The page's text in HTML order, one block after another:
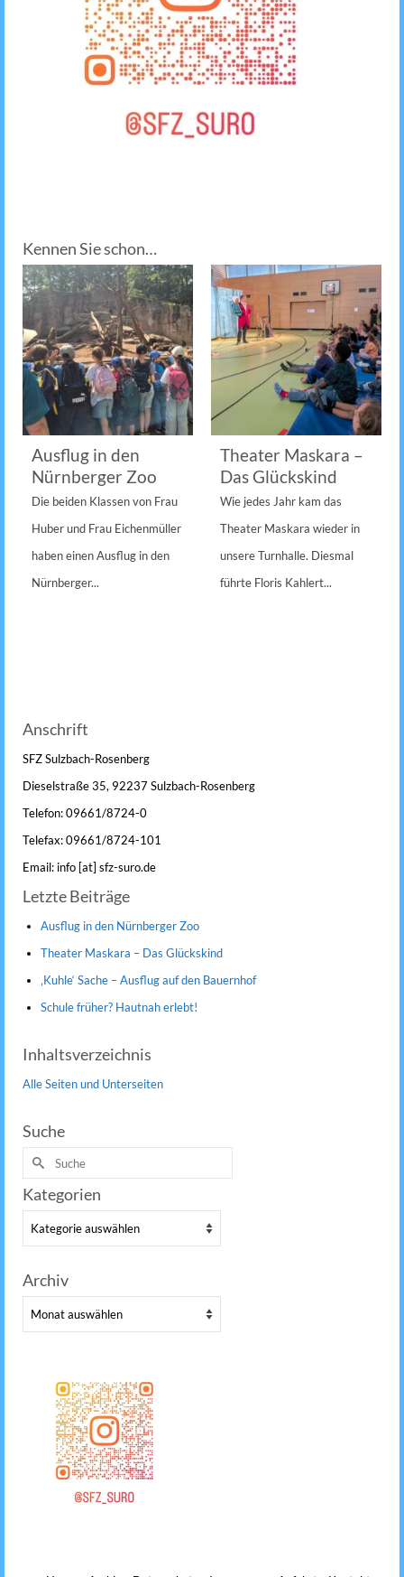
Kennen Sie schon…
Ausflug in den
Nürnberger Zoo
Die beiden Klassen von Frau
Huber und Frau Eichenmüller
haben einen Ausflug in den
Nürnberger...
Theater Maskara –
Das Glückskind
Wie jedes Jahr kam das
Theater Maskara wieder in
unsere Turnhalle. Diesmal
führte Floris Kahlert...
Anschrift
SFZ Sulzbach-Rosenberg
Dieselstraße 35, 92237 Sulzbach-Rosenberg
Telefon: 09661/8724-0
Telefax: 09661/8724-101
Email: info [at] sfz-suro.de
Letzte Beiträge
Ausflug in den Nürnberger Zoo
Theater Maskara – Das Glückskind
‚Kuhle‘ Sache – Ausflug auf den Bauernhof
Schule früher? Hautnah erlebt!
Inhaltsverzeichnis
Alle Seiten und Unterseiten
Suche
Suche
nach:
Kategorien
Kategorien
Archiv
Archiv